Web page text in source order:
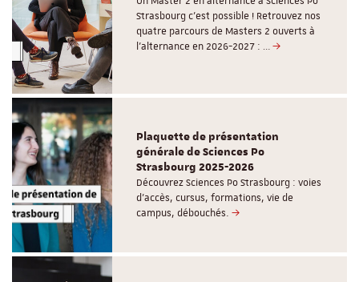
Strasbourg c'est possible ! Retrouvez nos
quatre parcours de Masters 2 ouverts à
l'alternance en 2026-2027 : …
Plaquette de présentation
générale de Sciences Po
Strasbourg 2025-2026
Découvrez Sciences Po Strasbourg : voies
d'accès, cursus, formations, vie de
campus, débouchés.